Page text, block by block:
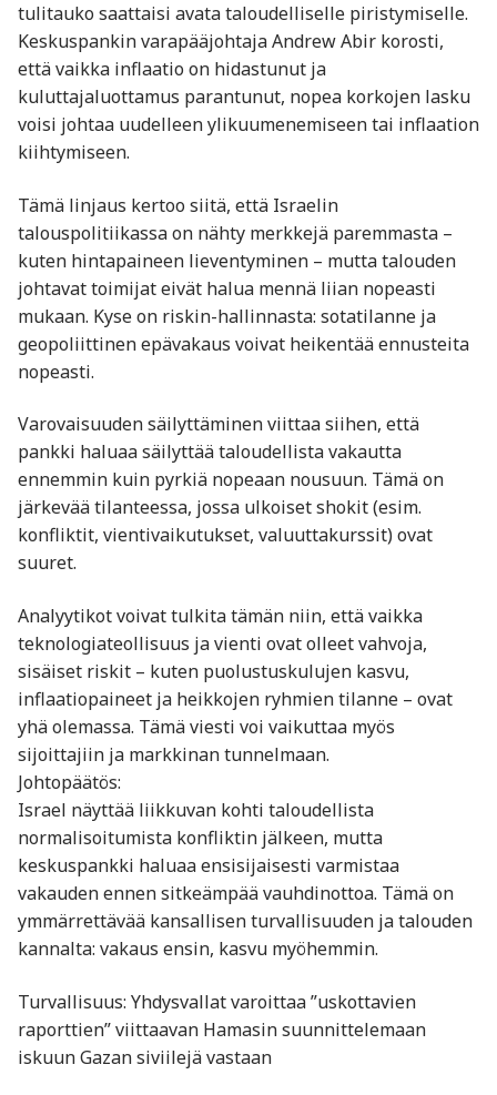
tulitauko saattaisi avata taloudelliselle piristymiselle.
Keskuspankin varapääjohtaja Andrew Abir korosti,
että vaikka inflaatio on hidastunut ja
kuluttajaluottamus parantunut, nopea korkojen lasku
voisi johtaa uudelleen ylikuumenemiseen tai inflaation
kiihtymiseen.
Tämä linjaus kertoo siitä, että Israelin
talouspolitiikassa on nähty merkkejä paremmasta –
kuten hintapaineen lieventyminen – mutta talouden
johtavat toimijat eivät halua mennä liian nopeasti
mukaan. Kyse on riskin-hallinnasta: sotatilanne ja
geopoliittinen epävakaus voivat heikentää ennusteita
nopeasti.
Varovaisuuden säilyttäminen viittaa siihen, että
pankki haluaa säilyttää taloudellista vakautta
ennemmin kuin pyrkiä nopeaan nousuun. Tämä on
järkevää tilanteessa, jossa ulkoiset shokit (esim.
konfliktit, vientivaikutukset, valuuttakurssit) ovat
suuret.
Analyytikot voivat tulkita tämän niin, että vaikka
teknologiateollisuus ja vienti ovat olleet vahvoja,
sisäiset riskit – kuten puolustuskulujen kasvu,
inflaatiopaineet ja heikkojen ryhmien tilanne – ovat
yhä olemassa. Tämä viesti voi vaikuttaa myös
sijoittajiin ja markkinan tunnelmaan.
Johtopäätös:
Israel näyttää liikkuvan kohti taloudellista
normalisoitumista konfliktin jälkeen, mutta
keskuspankki haluaa ensisijaisesti varmistaa
vakauden ennen sitkeämpää vauhdinottoa. Tämä on
ymmärrettävää kansallisen turvallisuuden ja talouden
kannalta: vakaus ensin, kasvu myöhemmin.
Turvallisuus: Yhdysvallat varoittaa ”uskottavien
raporttien” viittaavan Hamasin suunnittelemaan
iskuun Gazan siviilejä vastaan